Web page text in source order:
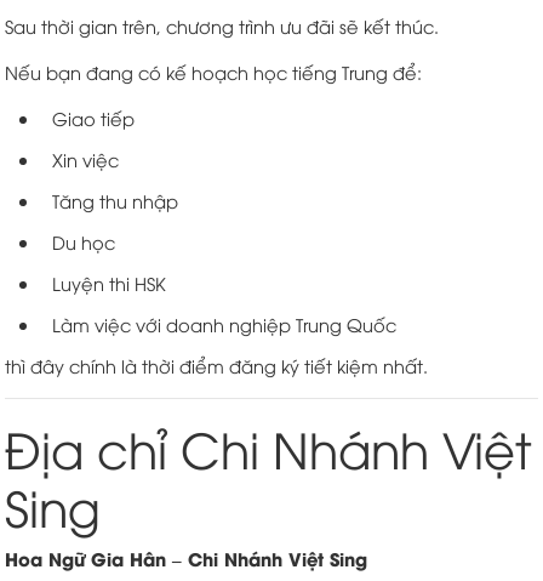
Sau thời gian trên, chương trình ưu đãi sẽ kết thúc.
Nếu bạn đang có kế hoạch học tiếng Trung để:
Giao tiếp
Xin việc
Tăng thu nhập
Du học
Luyện thi HSK
Làm việc với doanh nghiệp Trung Quốc
thì đây chính là thời điểm đăng ký tiết kiệm nhất.
Địa chỉ Chi Nhánh Việt
Sing
Hoa Ngữ Gia Hân – Chi Nhánh Việt Sing